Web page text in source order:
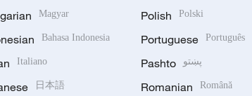
Magyar
Bahasa Indonesia
Italiano
日本語
Polish Polski
Portuguese Português
Pashto پښتو
Romanian Română